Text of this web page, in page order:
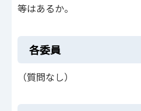
等はあるか。
各委員
（質問なし）